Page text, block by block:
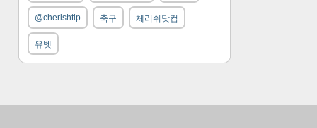
@cherishtip 축구 체리쉬닷컴
유벳